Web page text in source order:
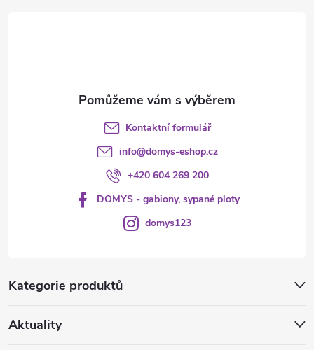
Kategorie produktů
Aktuality
Kontaktní formulář
info@domys-eshop.cz
+420 604 269 200
DOMYS - gabiony, sypané ploty
domys123